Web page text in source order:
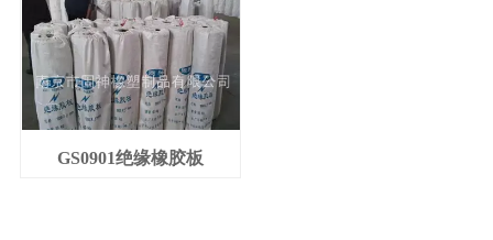
GS0901绝缘橡胶板